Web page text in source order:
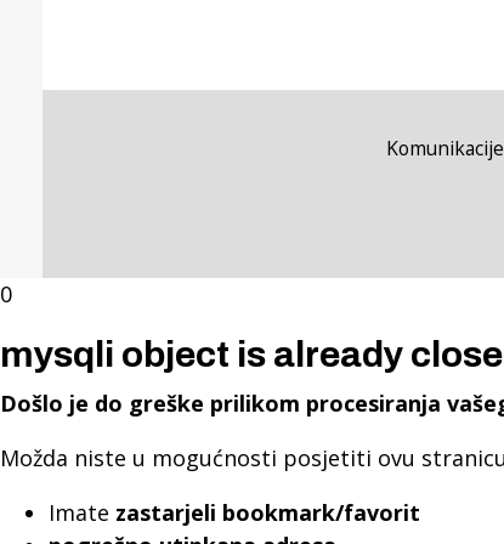
0
mysqli object is already
Došlo je do greške prilikom procesiranja
Možda niste u mogućnosti posjetiti ovu
Imate zastarjeli bookmark/favorit